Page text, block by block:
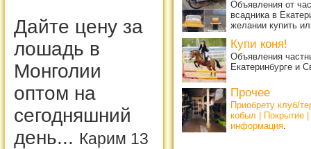
Дайте цену за
лошадь в
Монголии
оптом на
сегодняшний
день... Карим 13
Объявления от
всадника в
желании купить
Купи коня!
Объявления
Екатеринбурге и
Прочее
Приобрету клуб/
кобыл | Покрытие
информация.